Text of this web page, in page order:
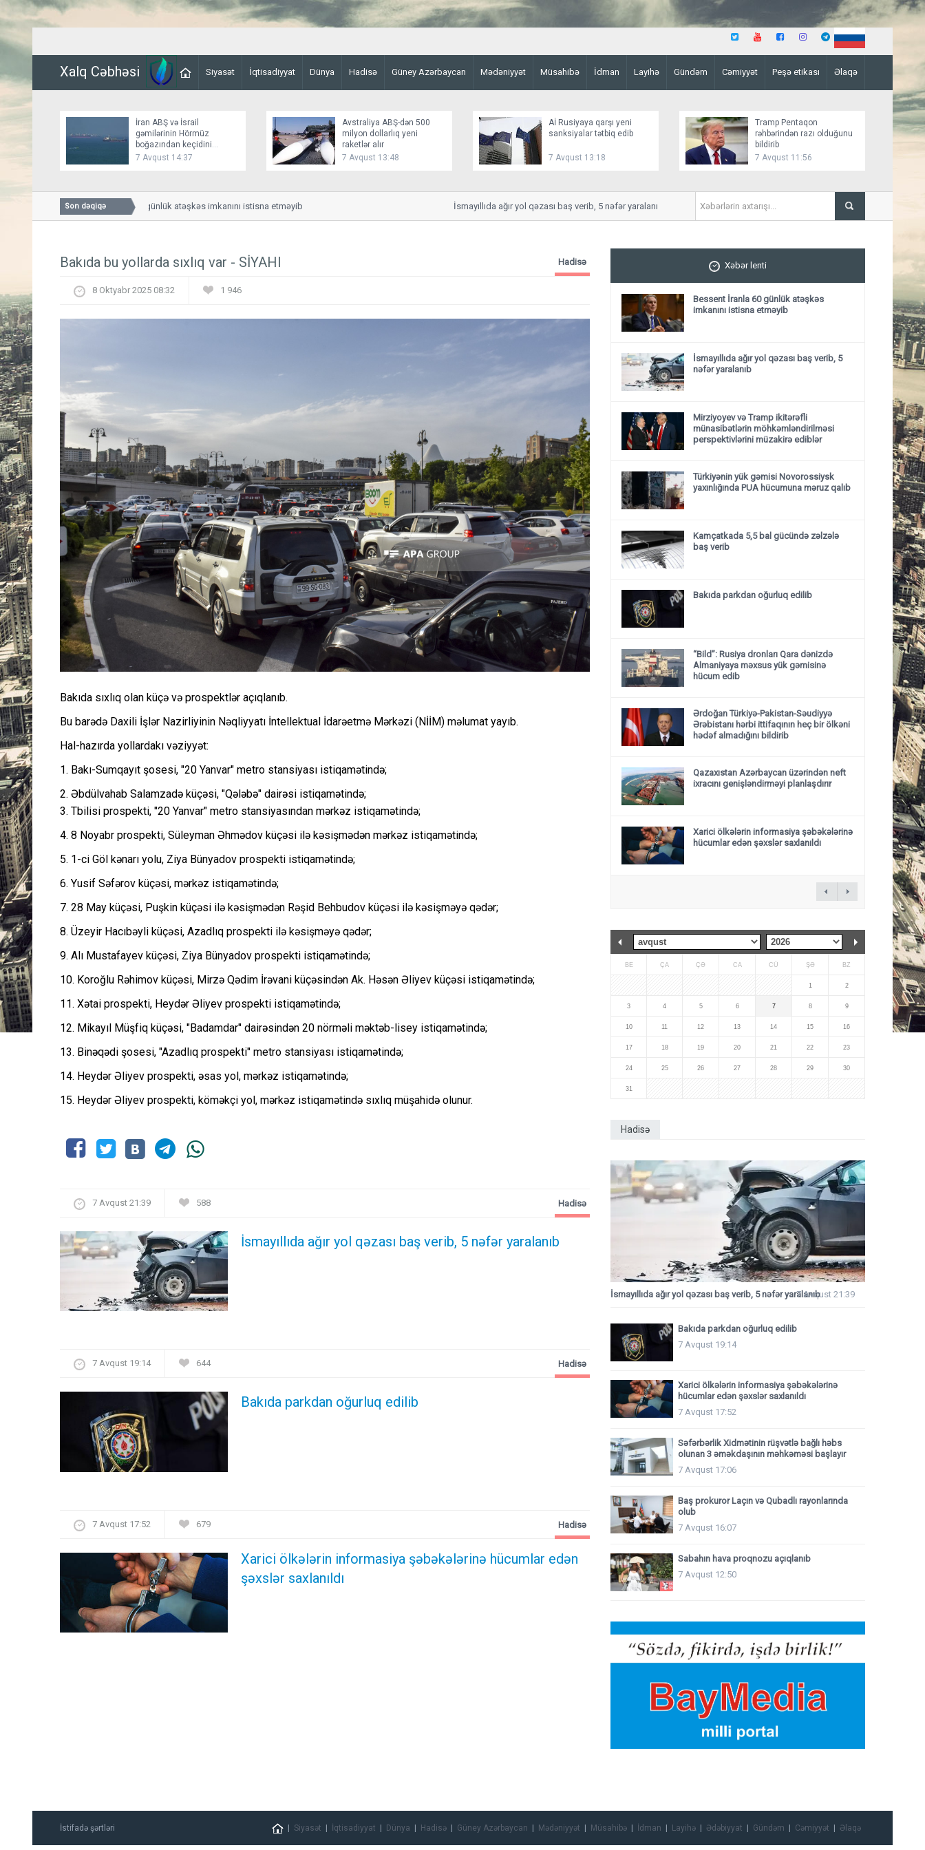
Xalq Cəbhəsi Siyasət İqtisadiyyat Dünya Hadisə Güney Azərbaycan Mədəniyyət Müsahibə İdman Layihə Gündəm Cəmiyyət Peşə etikası Əlaqə
İran ABŞ və İsrail
gəmilərinin Hörmüz
boğazından keçidini
bağlayır
7 Avqust 14:37
Avstraliya ABŞ-dən 500
milyon dollarlıq yeni
raketlər alır
7 Avqust 13:48
Aİ Rusiyaya qarşı yeni
sanksiyalar tətbiq edib
7 Avqust 13:18
Tramp Pentaqon
rəhbərindən razı olduğunu
bildirib
7 Avqust 11:56
Son dəqiqə
Bessent İranla 60 günlük atəşkəs imkanını istisna etməyib İsmayıllıda ağır yol qəzası baş verib, 5 nəfər yaralanıb
Mirziyoyev və Tramp
ediblər
Bakıda bu yollarda sıxlıq var - SİYAHI Hadisə
8 Oktyabr 2025 08:32 1 946
Bakıda sıxlıq olan küçə və prospektlər açıqlanıb.
Bu barədə Daxili İşlər Nazirliyinin Nəqliyyatı İntellektual İdarəetmə Mərkəzi (NİİM) məlumat yayıb.
Hal-hazırda yollardakı vəziyyət:
1. Bakı-Sumqayıt şosesi, "20 Yanvar" metro stansiyası istiqamətində;
2. Əbdülvahab Salamzadə küçəsi, "Qələbə" dairəsi istiqamətində;
3. Tbilisi prospekti, "20 Yanvar" metro stansiyasından mərkəz istiqamətində;
4. 8 Noyabr prospekti, Süleyman Əhmədov küçəsi ilə kəsişmədən mərkəz istiqamətində;
5. 1-ci Göl kənarı yolu, Ziya Bünyadov prospekti istiqamətində;
6. Yusif Səfərov küçəsi, mərkəz istiqamətində;
7. 28 May küçəsi, Puşkin küçəsi ilə kəsişmədən Rəşid Behbudov küçəsi ilə kəsişməyə qədər;
8. Üzeyir Hacıbəyli küçəsi, Azadlıq prospekti ilə kəsişməyə qədər;
9. Alı Mustafayev küçəsi, Ziya Bünyadov prospekti istiqamətində;
10. Koroğlu Rəhimov küçəsi, Mirzə Qədim İrəvani küçəsindən Ak. Həsən Əliyev küçəsi istiqamətində;
11. Xətai prospekti, Heydər Əliyev prospekti istiqamətində;
12. Mikayıl Müşfiq küçəsi, "Badamdar" dairəsindən 20 nörməli məktəb-lisey istiqamətində;
13. Binəqədi şosesi, "Azadlıq prospekti" metro stansiyası istiqamətində;
14. Heydər Əliyev prospekti, əsas yol, mərkəz istiqamətində;
15. Heydər Əliyev prospekti, köməkçi yol, mərkəz istiqamətində sıxlıq müşahidə olunur.
7 Avqust 21:39 588
İsmayıllıda ağır yol qəzası baş verib, 5 nəfər yaralanıb
Hadisə
7 Avqust 19:14 644
Bakıda parkdan oğurluq edilib
Hadisə
7 Avqust 17:52 679
Xarici ölkələrin informasiya şəbəkələrinə hücumlar edən
şəxslər saxlanıldı
Hadisə
Xəbər lenti
Bessent İranla 60 günlük atəşkəs
imkanını istisna etməyib
İsmayıllıda ağır yol qəzası baş verib, 5
nəfər yaralanıb
Mirziyoyev və Tramp ikitərəfli
münasibətlərin möhkəmləndirilməsi
perspektivlərini müzakirə ediblər
Türkiyənin yük gəmisi Novorossiysk
yaxınlığında PUA hücumuna məruz qalıb
Kamçatkada 5,5 bal gücündə zəlzələ
baş verib
Bakıda parkdan oğurluq edilib
“Bild”: Rusiya dronları Qara dənizdə
Almaniyaya məxsus yük gəmisinə
hücum edib
Ərdoğan Türkiyə-Pakistan-Səudiyyə
Ərəbistanı hərbi ittifaqının heç bir ölkəni
hədəf almadığını bildirib
Qazaxıstan Azərbaycan üzərindən neft
ixracını genişləndirməyi planlaşdırır
Xarici ölkələrin informasiya şəbəkələrinə
hücumlar edən şəxslər saxlanıldı
BE ÇA ÇƏ CA CÜ ŞƏ BZ
1 2
3 4 5 6 7 8 9
10 11 12 13 14 15 16
17 18 19 20 21 22 23
24 25 26 27 28 29 30
31
Hadisə
İsmayıllıda ağır yol qəzası baş verib, 5 nəfər yaralanıb7 Avqust 21:39
Bakıda parkdan oğurluq edilib
7 Avqust 19:14
Xarici ölkələrin informasiya şəbəkələrinə
hücumlar edən şəxslər saxlanıldı
7 Avqust 17:52
Səfərbərlik Xidmətinin rüşvətlə bağlı həbs
olunan 3 əməkdaşının məhkəməsi başlayır
7 Avqust 17:06
Baş prokuror Laçın və Qubadlı rayonlarında
olub
7 Avqust 16:07
Sabahın hava proqnozu açıqlanıb
7 Avqust 12:50
Siyasət İqtisadiyyat Dünya Hadisə Güney Azərbaycan Mədəniyyət Müsahibə İdman Layihə Ədəbiyyat Gündəm Cəmiyyət Əlaqə
İstifadə şərtləri